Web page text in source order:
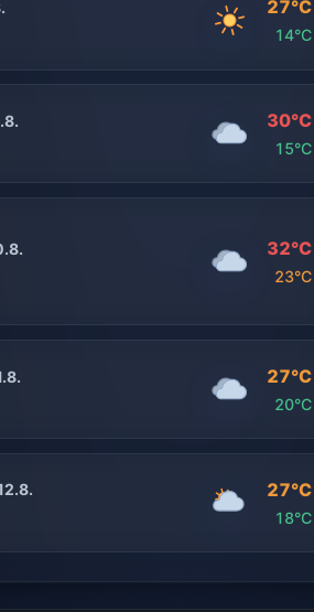
27°C
14°C
30°C
15°C
32°C
23°C
27°C
20°C
27°C
18°C